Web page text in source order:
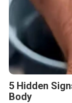
5 Hidden
Body